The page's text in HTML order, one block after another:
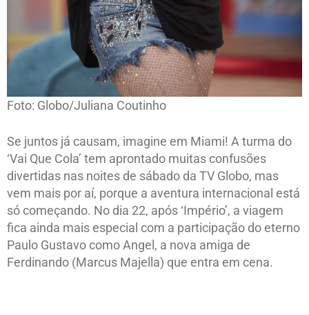
Foto: Globo/Juliana Coutinho
Se juntos já causam, imagine em Miami! A turma do
‘Vai Que Cola’ tem aprontado muitas confusões
divertidas nas noites de sábado da TV Globo, mas
vem mais por aí, porque a aventura internacional está
só começando. No dia 22, após ‘Império’, a viagem
fica ainda mais especial com a participação do eterno
Paulo Gustavo como Angel, a nova amiga de
Ferdinando (Marcus Majella) que entra em cena.